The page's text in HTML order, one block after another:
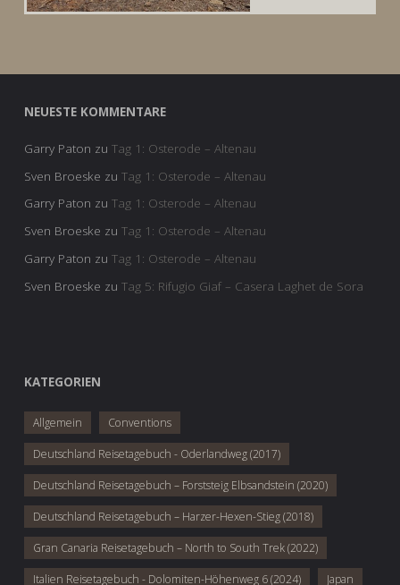
NEUESTE KOMMENTARE
Garry Paton zu Tag 1: Osterode – Altenau
Sven Broeske zu Tag 1: Osterode – Altenau
Garry Paton zu Tag 1: Osterode – Altenau
Sven Broeske zu Tag 1: Osterode – Altenau
Garry Paton zu Tag 1: Osterode – Altenau
Sven Broeske zu Tag 5: Rifugio Giaf – Casera Laghet de Sora
KATEGORIEN
Allgemein Conventions
Deutschland Reisetagebuch - Oderlandweg (2017)
Deutschland Reisetagebuch – Forststeig Elbsandstein (2020)
Deutschland Reisetagebuch – Harzer-Hexen-Stieg (2018)
Gran Canaria Reisetagebuch – North to South Trek (2022)
Italien Reisetagebuch - Dolomiten-Höhenweg 6 (2024) Japan